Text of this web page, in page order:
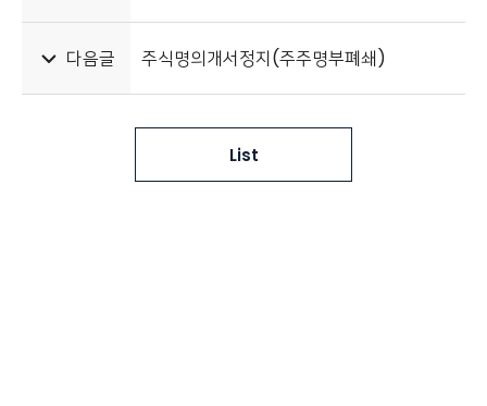
다음글 주식명의개서정지(주주명부폐쇄)
List